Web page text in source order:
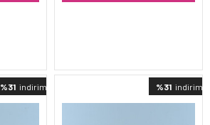
%31 indirimli %31 indirimli